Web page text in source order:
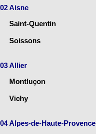
02 Aisne
Saint-Quentin
Soissons
03 Allier
Montluçon
Vichy
04 Alpes-de-Haute-Provence